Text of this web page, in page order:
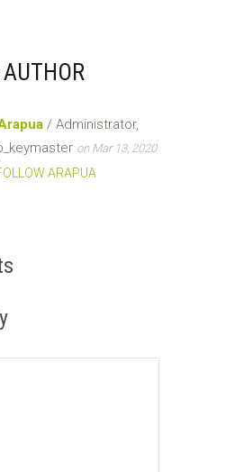
/ Administrator,
on Mar 13, 2020
ARAPUA